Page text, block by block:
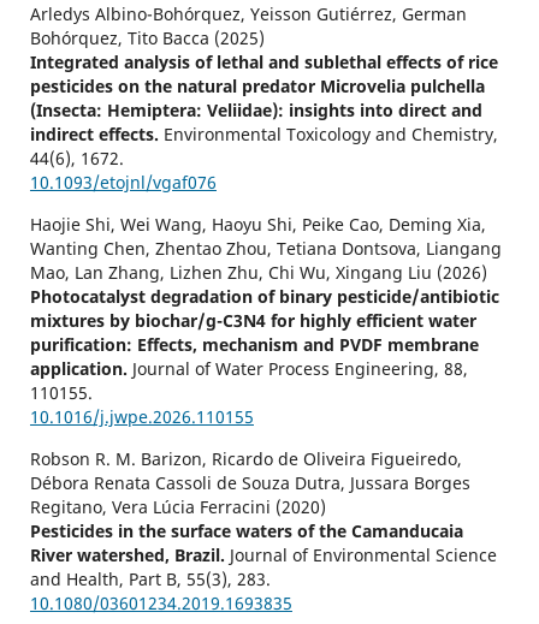
Arledys Albino-Bohórquez, Yeisson Gutiérrez, German
Bohórquez, Tito Bacca (2025)
Integrated analysis of lethal and sublethal effects of rice
pesticides on the natural predator Microvelia pulchella
(Insecta: Hemiptera: Veliidae): insights into direct and
indirect effects. Environmental Toxicology and Chemistry,
44(6), 1672.
10.1093/etojnl/vgaf076
Haojie Shi, Wei Wang, Haoyu Shi, Peike Cao, Deming Xia,
Wanting Chen, Zhentao Zhou, Tetiana Dontsova, Liangang
Mao, Lan Zhang, Lizhen Zhu, Chi Wu, Xingang Liu (2026)
Photocatalyst degradation of binary pesticide/antibiotic
mixtures by biochar/g-C3N4 for highly efficient water
purification: Effects, mechanism and PVDF membrane
application. Journal of Water Process Engineering, 88,
110155.
10.1016/j.jwpe.2026.110155
Robson R. M. Barizon, Ricardo de Oliveira Figueiredo,
Débora Renata Cassoli de Souza Dutra, Jussara Borges
Regitano, Vera Lúcia Ferracini (2020)
Pesticides in the surface waters of the Camanducaia
River watershed, Brazil. Journal of Environmental Science
and Health, Part B, 55(3), 283.
10.1080/03601234.2019.1693835